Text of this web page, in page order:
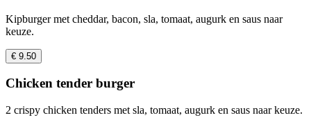
Kipburger met cheddar, bacon, sla, tomaat, augurk en saus naar
keuze.
€ 9.50
Chicken tender burger
2 crispy chicken tenders met sla, tomaat, augurk en saus naar keuze.